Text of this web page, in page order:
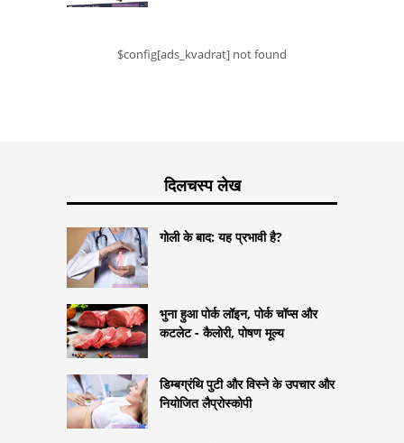
$config[ads_kvadrat] not found
दिलचस्प लेख
गोली के बाद: यह प्रभावी है?
भुना हुआ पोर्क लॉइन, पोर्क चॉप्स और
कटलेट - कैलोरी, पोषण मूल्य
डिम्बग्रंथि पुटी और विस्ने के उपचार और
नियोजित लैप्रोस्कोपी